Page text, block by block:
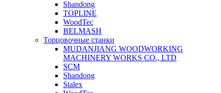
Shandong
TOPLINE
WoodTec
BELMASH
Торцовочные станки
MUDANJIANG WOODWORKING
MACHINERY WORKS CO., LTD
SCM
Shandong
Stalex